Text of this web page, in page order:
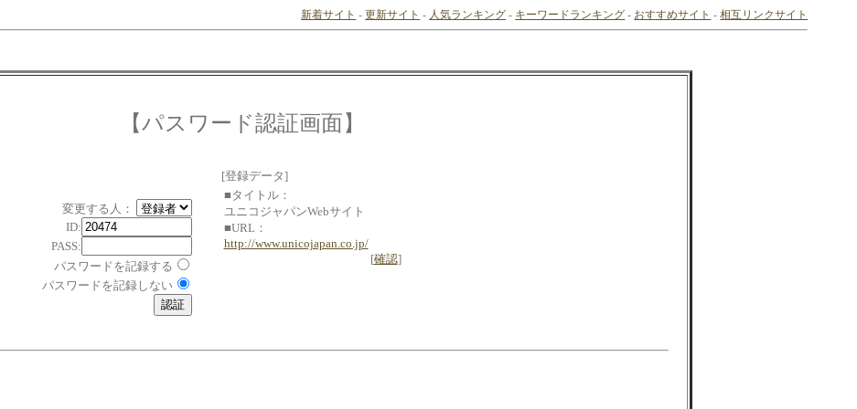
新着サイト -更新サイト - 人気ランキング - キーワードランキング - おすすめサイト -相互リンクサイト
【パスワード認証画面】
変更する人：
ID:
PASS:
パスワードを記録する
パスワードを記録しない
[登録データ]
■タイトル：
ユニコジャパンWebサイト
■URL：
http://www.unicojapan.co.jp/
[確認]